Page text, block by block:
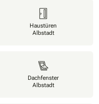
Haustüren
Albstadt
Dachfenster
Albstadt